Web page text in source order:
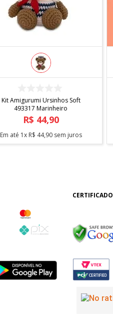
Kit Amigurumi Ursinhos Soft
493317 Marinheiro
R$ 44,90
Em até 1x R$ 44,90sem juros
CERTIFICADO